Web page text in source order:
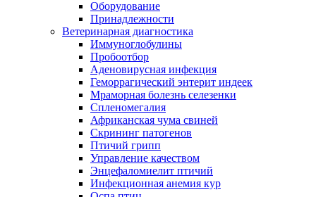
Оборудование
Принадлежности
Ветеринарная диагностика
Иммуноглобулины
Пробоотбор
Аденовирусная инфекция
Геморрагический энтерит индеек
Мраморная болезнь селезенки
Спленомегалия
Африканская чума свиней
Скрининг патогенов
Птичий грипп
Управление качеством
Энцефаломиелит птичий
Инфекционная анемия кур